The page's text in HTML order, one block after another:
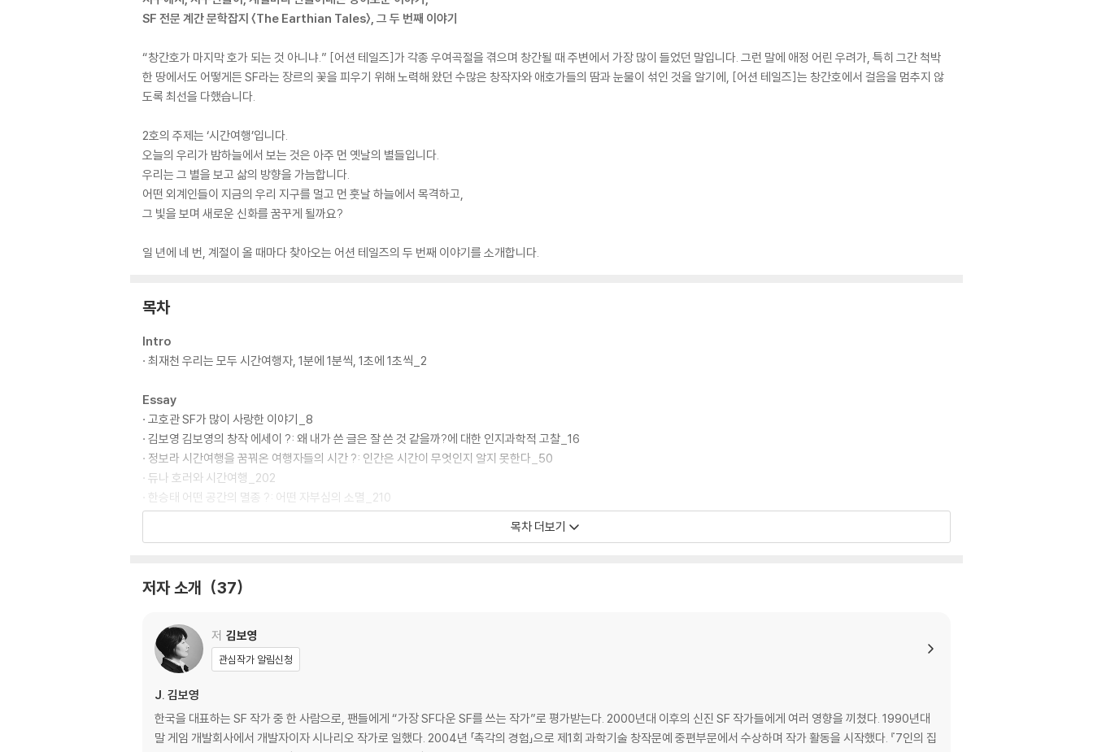
SF 전문 계간 문학잡지 〈The Earthian Tales〉, 그 두 번째 이야기
“창간호가 마지막 호가 되는 것 아니냐.” [어션 테일즈]가 각종 우여곡절을 겪으며 창간될 때 주변에서 가장 많이 들었던 말입니다. 그런 말에 애정 어린 우려가, 특히 그간 척박
한 땅에서도 어떻게든 SF라는 장르의 꽃을 피우기 위해 노력해 왔던 수많은 창작자와 애호가들의 땀과 눈물이 섞인 것을 알기에, [어션 테일즈]는 창간호에서 걸음을 멈추지 않
도록 최선을 다했습니다.
2호의 주제는 ‘시간여행’입니다.
오늘의 우리가 밤하늘에서 보는 것은 아주 먼 옛날의 별들입니다.
우리는 그 별을 보고 삶의 방향을 가늠합니다.
어떤 외계인들이 지금의 우리 지구를 멀고 먼 훗날 하늘에서 목격하고,
그 빛을 보며 새로운 신화를 꿈꾸게 될까요?
일 년에 네 번, 계절이 올 때마다 찾아오는 어션 테일즈의 두 번째 이야기를 소개합니다.
목차
Intro
· 최재천 우리는 모두 시간여행자, 1분에 1분씩, 1초에 1초씩_2
Essay
· 고호관 SF가 많이 사랑한 이야기_8
· 김보영 김보영의 창작 에세이 ?: 왜 내가 쓴 글은 잘 쓴 것 같을까?에 대한 인지과학적 고찰_16
· 정보라 시간여행을 꿈꿔온 여행자들의 시간 ?: 인간은 시간이 무엇인지 알지 못한다_50
· 듀나 호러와 시간여행_202
· 한승태 어떤 공간의 멸종 ?: 어떤 자부심의 소멸_210
· 남세오 SF를 쓰고 싶은 사람을 위한 TMI ?: 이해하면서도 느끼고 싶은 당신을 위해?〈테넷〉과 엔트로피_226
· 연여름 솔티 브라운 캐러멜_30
· 김청귤 시간여행 사우나_40
· 해도연 라일락 햇빛_44
Short Story
· 전삼혜 성심당 사거리 메타버스 결투에 관하여_88
· 이민섭×이현섭 오서로 씨의 회고록_106
목차 더보기
저자 소개 37
저 김보영
관심작가 알림신청
J. 김보영
한국을 대표하는 SF 작가 중 한 사람으로, 팬들에게 “가장 SF다운 SF를 쓰는 작가”로 평가받는다. 2000년대 이후의 신진 SF 작가들에게 여러 영향을 끼쳤다. 1990년대
말 게임 개발회사에서 개발자이자 시나리오 작가로 일했다. 2004년 「촉각의 경험」으로 제1회 과학기술 창작문예 중편부문에서 수상하며 작가 활동을 시작했다. 『7인의 집